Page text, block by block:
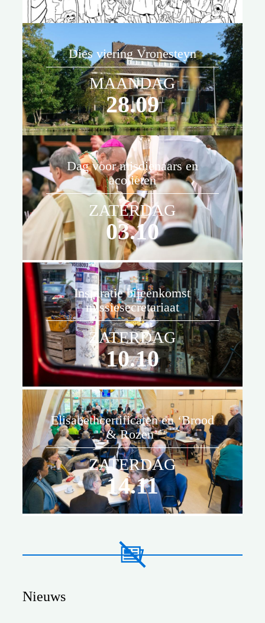
estafette in
het
jubileumjaar.
Dies viering Vronesteyn
MAANDAG
28.09
Dag voor misdienaars en
acolieten
ZATERDAG
03.10
Inspiratie bijeenkomst
missiesecretariaat
ZATERDAG
10.10
Elisabethcertificaten en ‘Brood
& Rozen’
ZATERDAG
14.11
Nieuws